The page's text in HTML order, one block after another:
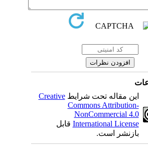
این مقاله تحت شرایطCreative
Commons Attribution-
NonCommercial 4.0
International Licenseقابل
بازنشر است.